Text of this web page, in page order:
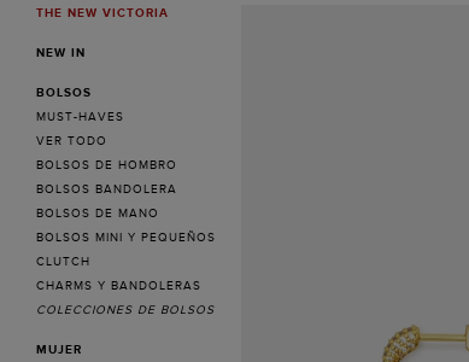
MENUTHE NEW VICTORIA
NEW IN
BOLSOS
MUST-HAVES
VER TODO
BOLSOS DE HOMBRO
BOLSOS BANDOLERA
BOLSOS DE MANO
BOLSOS MINI Y PEQUEÑOS
CLUTCH
CHARMS Y BANDOLERAS
COLECCIONES DE BOLSOS
MUJER